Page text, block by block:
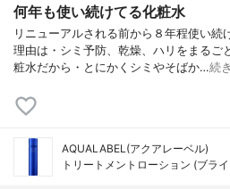
何年も使い続けてる化粧水
リニューアルされる前から８年程使い続
理由は・シミ予防、乾燥、ハリをまるご
粧水だから・とにかくシミやそばか…続
AQUALABEL(アクアレーベル)
トリートメントローション (ブラ